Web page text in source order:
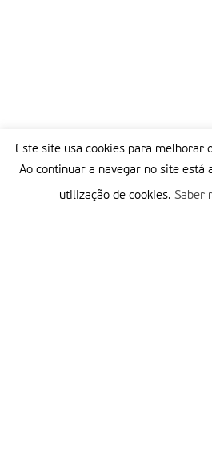
Este site usa cookies para melhorar
Ao continuar a navegar no site está
utilização de cookies. Saber